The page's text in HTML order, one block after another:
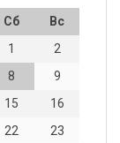
Сб
Вс
1
2
8
9
15
16
22
23